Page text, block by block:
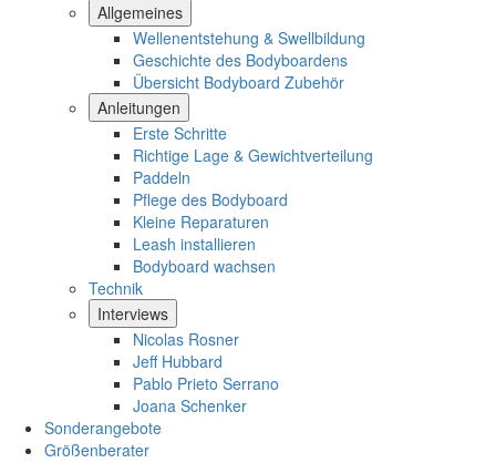
Allgemeines
Wellenentstehung & Swellbildung
Geschichte des Bodyboardens
Übersicht Bodyboard Zubehör
Anleitungen
Erste Schritte
Richtige Lage & Gewichtverteilung
Paddeln
Pflege des Bodyboard
Kleine Reparaturen
Leash installieren
Bodyboard wachsen
Technik
Interviews
Nicolas Rosner
Jeff Hubbard
Pablo Prieto Serrano
Joana Schenker
Sonderangebote
Größenberater